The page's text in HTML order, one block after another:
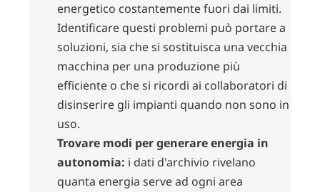
energetico costantemente fuori dai limiti.
Identificare questi problemi può portare a
soluzioni, sia che si sostituisca una vecchia
macchina per una produzione più
efficiente o che si ricordi ai collaboratori di
disinserire gli impianti quando non sono in
uso.
Trovare modi per generare energia in
autonomia: i dati d'archivio rivelano
quanta energia serve ad ogni area